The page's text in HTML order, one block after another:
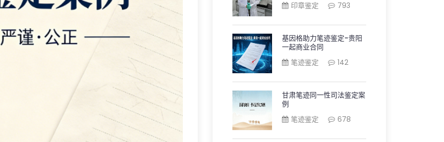
印章鉴定
793
基因格助力笔迹鉴定-贵阳
一起商业合同
笔迹鉴定
142
甘肃笔迹同一性司法鉴定案
例
笔迹鉴定
678